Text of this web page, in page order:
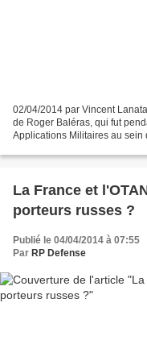
02/04/2014 par Vincent
de Roger Baléras, qui fut
Applications Militaires au sein
La France et
porteurs russes ?
Publié le 04/04/2014 à 07:55
Par RP Defense